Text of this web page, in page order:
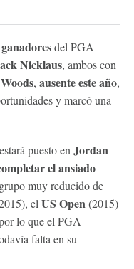
del PGA
Nicklaus, ambos con
, ausente este año,
y marcó una
puesto en Jordan
el ansiado
muy reducido de
el US Open(2015)
lo que el PGA
falta en su